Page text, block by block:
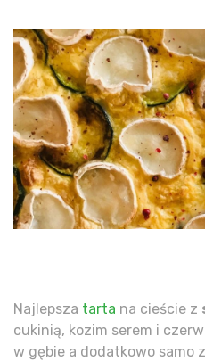
Najlepsza tarta na cieście z
cukinią, kozim serem i
w gębie a dodatkowo samo